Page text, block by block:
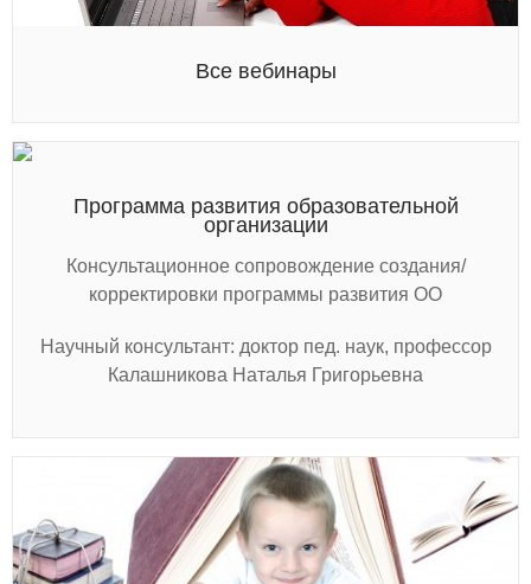
Все вебинары
Программа развития образовательной
организации
Консультационное сопровождение создания/
корректировки программы развития ОО
Научный консультант: доктор пед. наук, профессор
Калашникова Наталья Григорьевна